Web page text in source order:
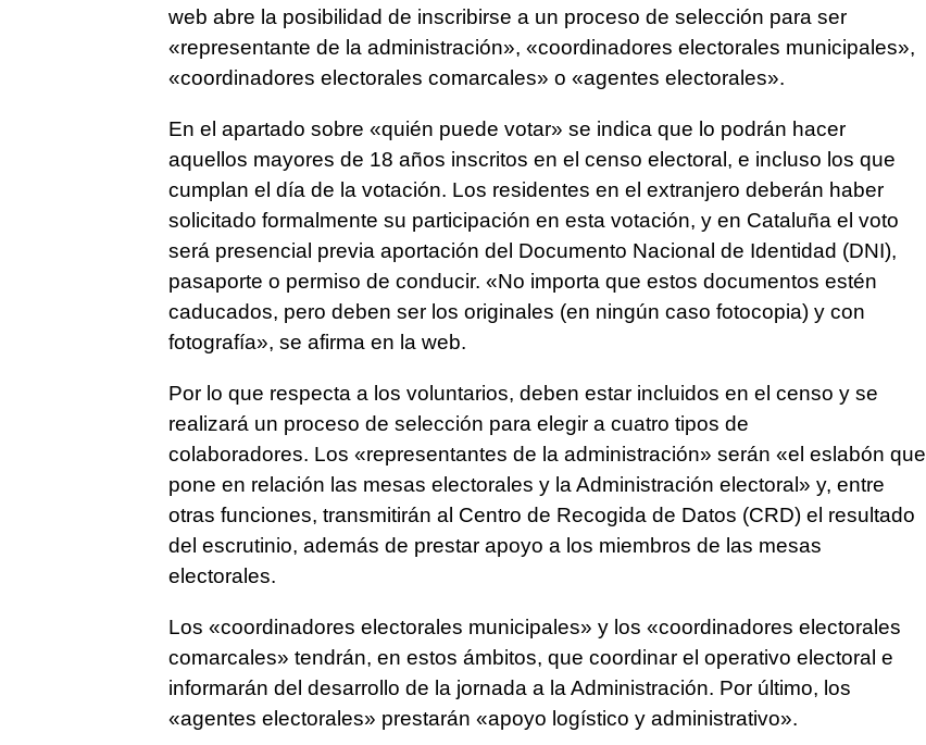
web abre la posibilidad de inscribirse a un proceso de selección para ser
«representante de la administración», «coordinadores electorales municipales»,
«coordinadores electorales comarcales» o «agentes electorales».
En el apartado sobre «quién puede votar» se indica que lo podrán hacer
aquellos mayores de 18 años inscritos en el censo electoral, e incluso los que
cumplan el día de la votación. Los residentes en el extranjero deberán haber
solicitado formalmente su participación en esta votación, y en Cataluña el voto
será presencial previa aportación del Documento Nacional de Identidad (DNI),
pasaporte o permiso de conducir. «No importa que estos documentos estén
caducados, pero deben ser los originales (en ningún caso fotocopia) y con
fotografía», se afirma en la web.
Por lo que respecta a los voluntarios, deben estar incluidos en el censo y se
realizará un proceso de selección para elegir a cuatro tipos de
colaboradores. Los «representantes de la administración» serán «el eslabón que
pone en relación las mesas electorales y la Administración electoral» y, entre
otras funciones, transmitirán al Centro de Recogida de Datos (CRD) el resultado
del escrutinio, además de prestar apoyo a los miembros de las mesas
electorales.
Los «coordinadores electorales municipales» y los «coordinadores electorales
comarcales» tendrán, en estos ámbitos, que coordinar el operativo electoral e
informarán del desarrollo de la jornada a la Administración. Por último, los
«agentes electorales» prestarán «apoyo logístico y administrativo».